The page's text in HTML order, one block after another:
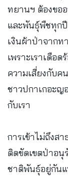
ทยานฯ ต้องขอ
และพันธุ์พืชทุกปี
เงินผ้าป่าจาก
เพราะเราเดือ
ความเสี่ยงกับค
ชาวปกาเกอะ
กับเรา
การเข้าไม่ถึงส
ติดขัดเขตป่าอ
ชาติพันธุ์อยู่กัน